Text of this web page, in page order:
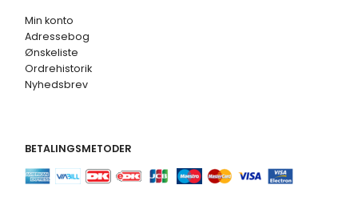
Min konto
Adressebog
Ønskeliste
Ordrehistorik
Nyhedsbrev
BETALINGSMETODER